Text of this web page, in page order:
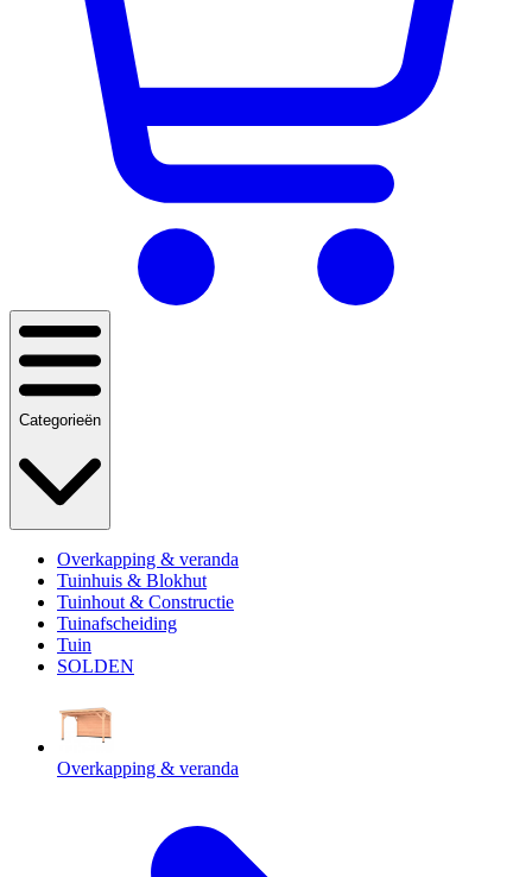
Categorieën
Overkapping & veranda
Tuinhuis & Blokhut
Tuinhout & Constructie
Tuinafscheiding
Tuin
SOLDEN
Overkapping & veranda